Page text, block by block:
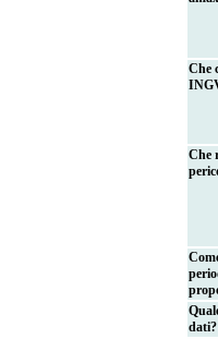
Che
Che
dati?